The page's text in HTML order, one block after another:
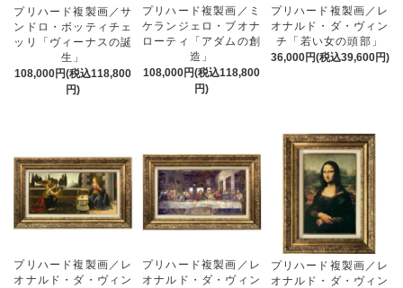
プリハード複製画／サ
ンドロ・ボッティチェ
ッリ「ヴィーナスの誕
生」
108,000円(税込118,800
円)
プリハード複製画／ミ
ケランジェロ・ブオナ
ローティ「アダムの創
造」
108,000円(税込118,800
円)
プリハード複製画／レ
オナルド・ダ・ヴィン
チ「若い女の頭部」
36,000円(税込39,600円)
プリハード複製画／レ
オナルド・ダ・ヴィン
プリハード複製画／レ
オナルド・ダ・ヴィン
プリハード複製画／レ
オナルド・ダ・ヴィン